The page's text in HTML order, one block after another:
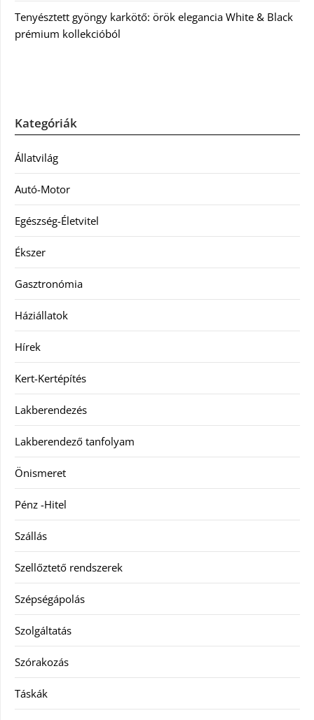
Tenyésztett gyöngy karkötő: örök elegancia White & Black
prémium kollekcióból
Kategóriák
Állatvilág
Autó-Motor
Egészség-Életvitel
Ékszer
Gasztronómia
Háziállatok
Hírek
Kert-Kertépítés
Lakberendezés
Lakberendező tanfolyam
Önismeret
Pénz -Hitel
Szállás
Szellőztető rendszerek
Szépségápolás
Szolgáltatás
Szórakozás
Táskák